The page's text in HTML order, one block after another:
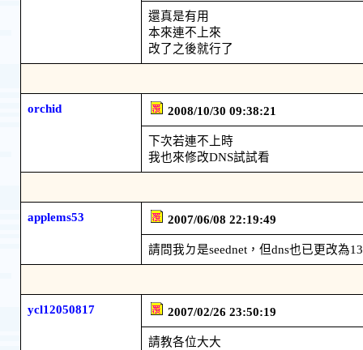
還真是有用
本來連不上來
改了之後就行了
orchid 2008/10/30 09:38:21
下次若連不上時
我也來修改DNS試試看
applems53 2007/06/08 22:19:49
請問我ㄉ是seednet，但dns也已更改為
ycl12050817 2007/02/26 23:50:19
請教各位大大